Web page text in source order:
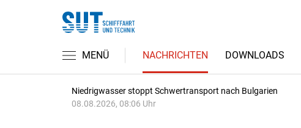
MENÜ NACHRICHTEN DOWNLOADS
Niedrigwasser stoppt Schwertransport nach Bulgarien
08.08.2026, 08:06 Uhr